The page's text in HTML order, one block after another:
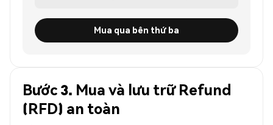
Mua qua bên thứ ba
Bước 3. Mua và lưu trữ Refund
(RFD) an toàn